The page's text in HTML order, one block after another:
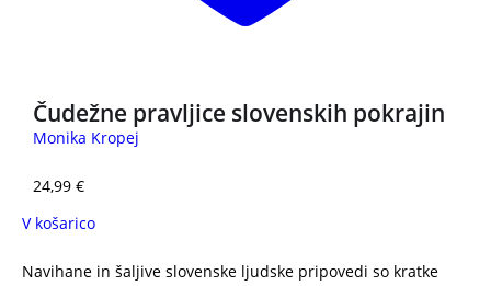
Čudežne pravljice slovenskih pokrajin
Monika Kropej
24,99 €
V košarico
Navihane in šaljive slovenske ljudske pripovedi so kratke